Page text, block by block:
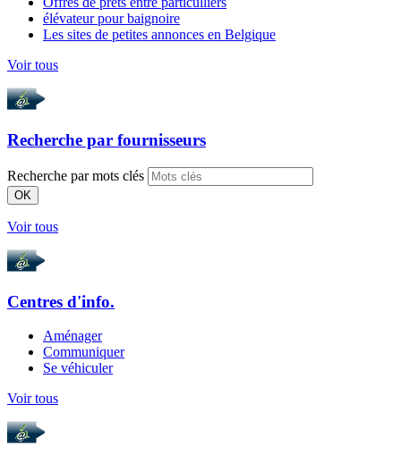
élévateur pour baignoire
Les sites de petites annonces en Belgique
Voir tous
Recherche par fournisseurs
Recherche par mots clés
OK
Voir tous
Centres d'info.
Aménager
Communiquer
Se véhiculer
Voir tous